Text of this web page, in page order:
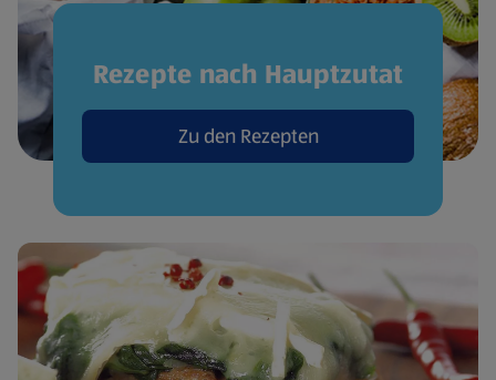
Rezepte nach Hauptzutat
Zu den Rezepten